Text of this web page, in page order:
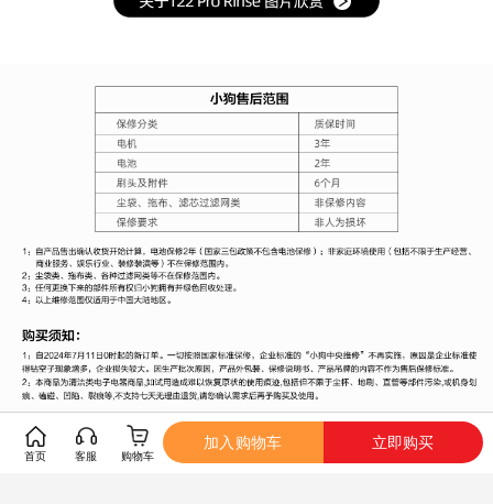
首页 客服 购物车
加入购物车 立即购买